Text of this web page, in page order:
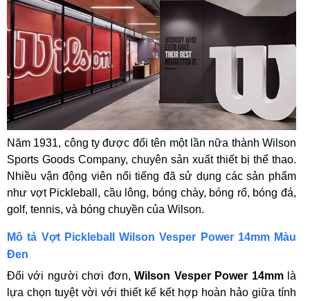
Năm 1931, công ty được đổi tên một lần nữa thành Wilson
Sports Goods Company, chuyên sản xuất thiết bị thể thao.
Nhiều vận động viên nổi tiếng đã sử dụng các sản phẩm
như vợt Pickleball, cầu lông, bóng chày, bóng rổ, bóng đá,
golf, tennis, và bóng chuyền của Wilson.
Mô tả Vợt Pickleball Wilson Vesper Power 14mm Màu
Đen
Đối với người chơi đơn,Wilson Vesper Power 14mmlà
lựa chọn tuyệt vời với thiết kế kết hợp hoàn hảo giữa tính